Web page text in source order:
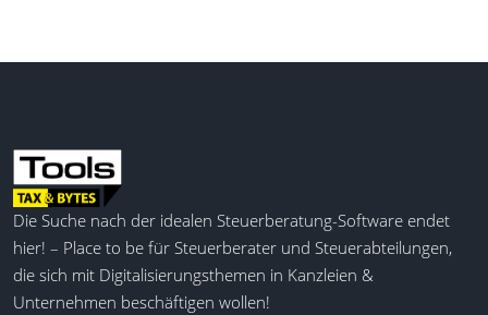
Die Suche nach der idealen Steuerberatung-Software endet
hier! – Place to be für Steuerberater und Steuerabteilungen,
die sich mit Digitalisierungsthemen in Kanzleien &
Unternehmen beschäftigen wollen!